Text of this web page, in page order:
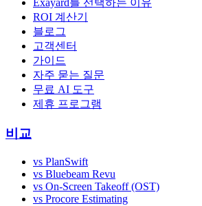
Exayard를 선택하는 이유
ROI 계산기
블로그
고객센터
가이드
자주 묻는 질문
무료 AI 도구
제휴 프로그램
비교
vs PlanSwift
vs Bluebeam Revu
vs On-Screen Takeoff (OST)
vs Procore Estimating